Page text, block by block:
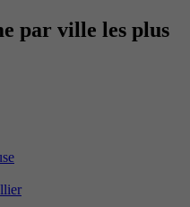
par ville les plus